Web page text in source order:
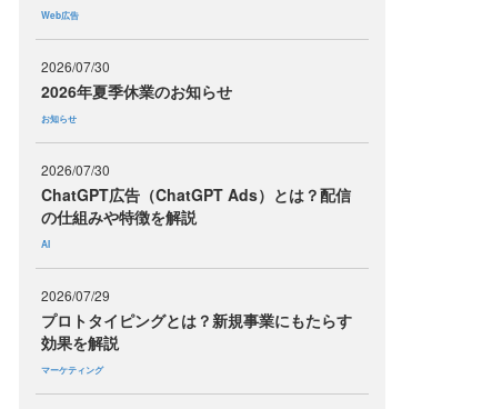
Web広告
2026/07/30
2026年夏季休業のお知らせ
お知らせ
2026/07/30
ChatGPT広告（ChatGPT Ads）とは？配信
の仕組みや特徴を解説
AI
2026/07/29
プロトタイピングとは？新規事業にもたらす
効果を解説
マーケティング